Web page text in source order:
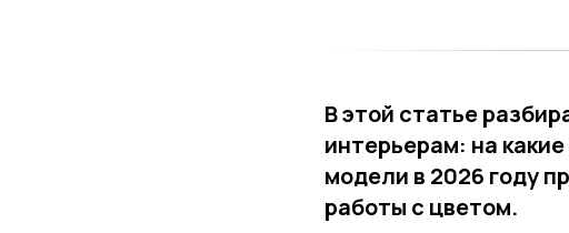
В этой статье
интерьерам: на
модели в 2026 году
работы с цветом.